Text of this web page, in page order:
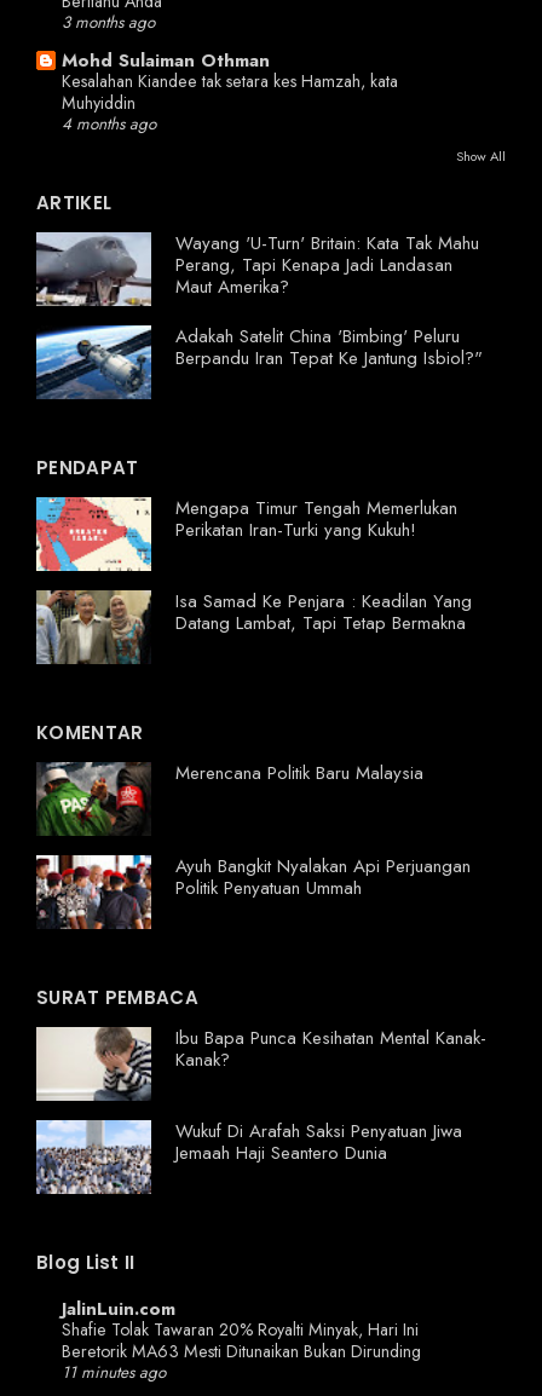
3 months ago
Mohd Sulaiman Othman
Kesalahan Kiandee tak setara kes Hamzah, kata
Muhyiddin
4 months ago
Show All
ARTIKEL
Wayang 'U-Turn' Britain: Kata Tak Mahu
Perang, Tapi Kenapa Jadi Landasan
Maut Amerika?
Adakah Satelit China 'Bimbing' Peluru
Berpandu Iran Tepat Ke Jantung Isbiol?"
PENDAPAT
Mengapa Timur Tengah Memerlukan
Perikatan Iran-Turki yang Kukuh!
Isa Samad Ke Penjara : Keadilan Yang
Datang Lambat, Tapi Tetap Bermakna
KOMENTAR
Merencana Politik Baru Malaysia
Ayuh Bangkit Nyalakan Api Perjuangan
Politik Penyatuan Ummah
SURAT PEMBACA
Ibu Bapa Punca Kesihatan Mental Kanak-
Kanak?
Wukuf Di Arafah Saksi Penyatuan Jiwa
Jemaah Haji Seantero Dunia
Blog List II
JalinLuin.com
Shafie Tolak Tawaran 20% Royalti Minyak, Hari Ini
Beretorik MA63 Mesti Ditunaikan Bukan Dirunding
11 minutes ago